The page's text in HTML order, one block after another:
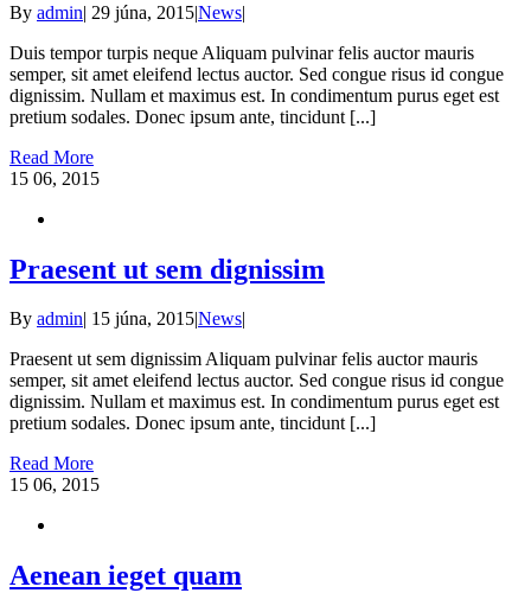
By admin| 29 júna, 2015|News|
Duis tempor turpis neque Aliquam pulvinar felis auctor mauris
semper, sit amet eleifend lectus auctor. Sed congue risus id congue
dignissim. Nullam et maximus est. In condimentum purus eget est
pretium sodales. Donec ipsum ante, tincidunt [...]
Read More
15 06, 2015
Praesent ut sem dignissim
By admin| 15 júna, 2015|News|
Praesent ut sem dignissim Aliquam pulvinar felis auctor mauris
semper, sit amet eleifend lectus auctor. Sed congue risus id congue
dignissim. Nullam et maximus est. In condimentum purus eget est
pretium sodales. Donec ipsum ante, tincidunt [...]
Read More
15 06, 2015
Aenean ieget quam